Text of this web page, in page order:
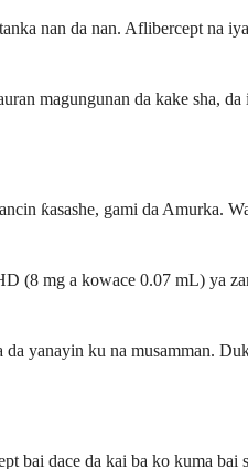
nan da nan. Aflibercept na
magungunan da kake sha,
ƙasashe, gami da Amurka.
(8 mg a kowace 0.07 mL) ya
yanayin ku na musamman.
bai dace da kai ba ko kuma